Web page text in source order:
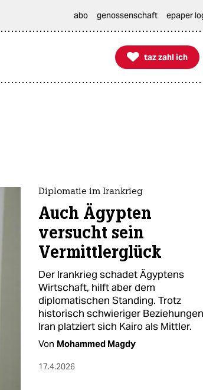
abo genossenschaft epaper

taz zahl ich
taz zahl ich
Diplomatie im Irankrieg
Auch Ägypten
versucht sein
Vermittlerglück
Der Irankrieg schadet Ägyptens
Wirtschaft, hilft aber dem
diplomatischen Standing. Trotz
historisch schwieriger
Iran platziert sich Kairo als Mittler.
Von Mohammed Magdy
17.4.2026